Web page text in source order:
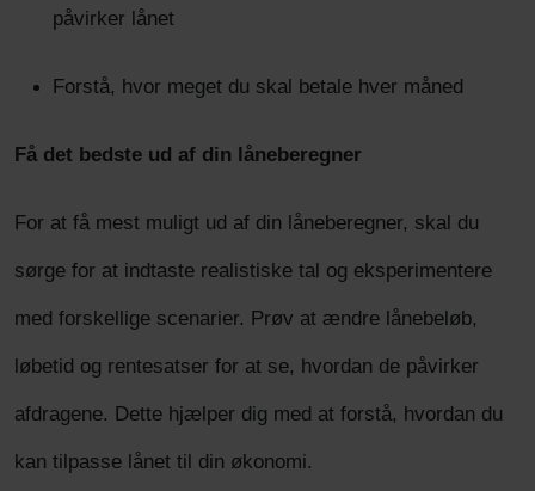
påvirker lånet
Forstå, hvor meget du skal betale hver måned
Få det bedste ud af din låneberegner
For at få mest muligt ud af din låneberegner, skal du
sørge for at indtaste realistiske tal og eksperimentere
med forskellige scenarier. Prøv at ændre lånebeløb,
løbetid og rentesatser for at se, hvordan de påvirker
afdragene. Dette hjælper dig med at forstå, hvordan du
kan tilpasse lånet til din økonomi.